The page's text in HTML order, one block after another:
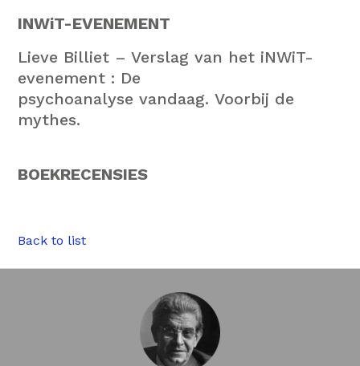
INWiT-EVENEMENT
Lieve Billiet – Verslag van het iNWiT-
evenement : De
psychoanalyse vandaag.Voorbij de
mythes.
BOEKRECENSIES
Back to list